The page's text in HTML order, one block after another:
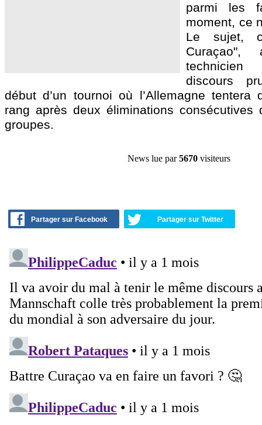
parmi les
moment, ce
Le sujet,
technicien
discours
début d’un tournoi où l’Allemagne tentera
rang après deux éliminations consécutives
groupes.
News lue par5670 visiteurs
Partager sur Facebook Partager sur Twitter